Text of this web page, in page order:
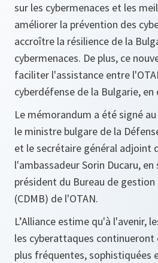
sur les cybermenaces et les
améliorer la prévention des
accroître la résilience de la
cybermenaces. De plus, ce
faciliter l'assistance entre
cyberdéfense de la Bulgarie, en
Le mémorandum a été signé
le ministre bulgare de la
et le secrétaire général adjoint
l'ambassadeur Sorin Ducaru,
président du Bureau de
(CDMB) de l'OTAN.
L’Alliance estime qu'à l'avenir,
les cyberattaques continueront
plus fréquentes,